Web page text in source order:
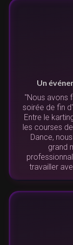
Un
"Nous avons
soirée de fin
Entre le
les courses
Dance,
grand
travailler